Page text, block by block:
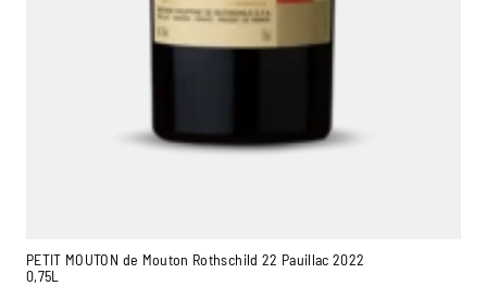
PETIT MOUTON de Mouton Rothschild 22 Pauillac 2022
0,75L